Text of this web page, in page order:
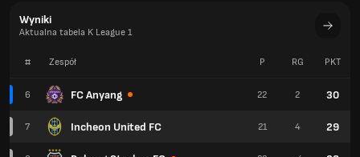
Wyniki
Aktualna tabela K League 1
# Zespół
6 FC Anyang
7 Incheon United FC
P RG PKT
22 2 30
21 4 29